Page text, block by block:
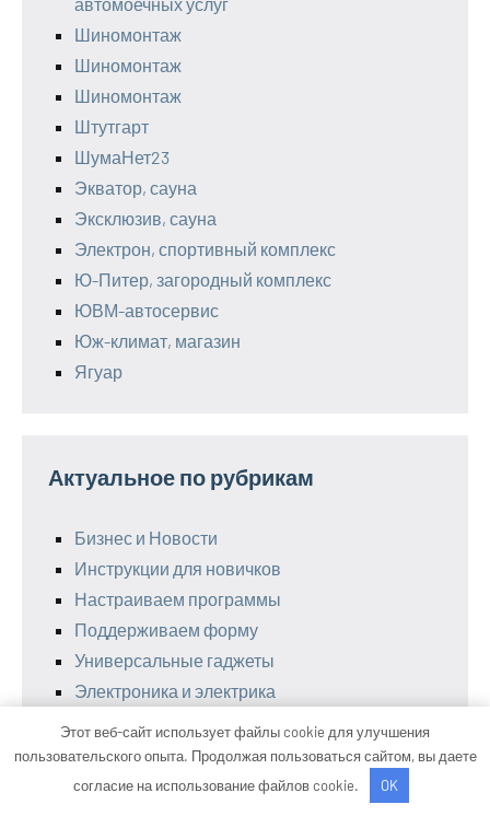
Шиномонтаж
Шиномонтаж
Шиномонтаж
Штутгарт
ШумаНет23
Экватор, сауна
Эксклюзив, сауна
Электрон, спортивный комплекс
Ю-Питер, загородный комплекс
ЮВМ-автосервис
Юж-климат, магазин
Ягуар
Актуальное по рубрикам
Бизнес и Новости
Инструкции для новичков
Настраиваем программы
Поддерживаем форму
Универсальные гаджеты
Электроника и электрика
Этот веб-сайт использует файлы cookie для улучшения
пользовательского опыта. Продолжая пользоваться сайтом, вы даете
согласие на использование файлов cookie.
OK